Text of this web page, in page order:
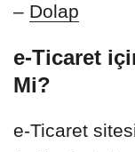
– Dolap
e-Ticaret
Mi?
e-Ticaret